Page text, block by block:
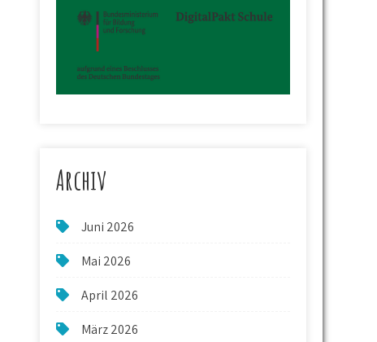
Archiv
Juni 2026
Mai 2026
April 2026
März 2026